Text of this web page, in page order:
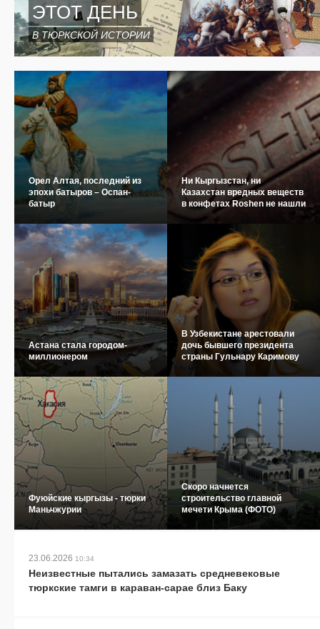
ЭТОТ ДЕНЬ
В ТЮРКСКОЙ ИСТОРИИ
Орел Алтая, последний из
эпохи батыров – Оспан-
батыр
Ни Кыргызстан, ни
Казахстан вредных веществ
в конфетах Roshen не нашли
Астана стала городом-
миллионером
В Узбекистане арестовали
дочь бывшего президента
страны Гульнару Каримову
Фуюйские кыргызы - тюрки
Маньчжурии
Скоро начнется
строительство главной
мечети Крыма (ФОТО)
23.06.2026 10:34
Неизвестные пытались замазать средневековые
тюркские тамги в караван-сарае близ Баку